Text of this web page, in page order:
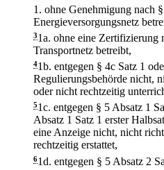
1. ohne Genehmigung nach
Energieversorgungsnetz
31a. ohne eine Zertifizierung
Transportnetz betreibt,
41b. entgegen § 4c Satz 1
Regulierungsbehörde nicht,
oder nicht rechtzeitig
51c. entgegen § 5 Absatz 1
Absatz 1 Satz 1 erster
eine Anzeige nicht, nicht
rechtzeitig erstattet,
61d. entgegen § 5 Absatz 2